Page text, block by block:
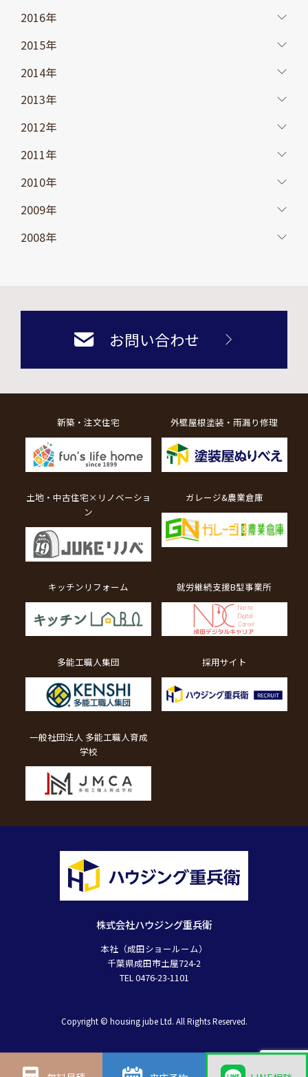
2016年
2015年
2014年
2013年
2012年
2011年
2010年
2009年
2008年
お問い合わせ
株式会社ハウジング重兵衛
本社（成田ショールーム）
千葉県成田市土屋724-2
TEL 0476-23-1101
新築・注文住宅 外壁屋根塗装・雨漏り修理
土地・中古住宅×リノベーショ
ン
ガレージ&農業倉庫
キッチンリフォーム 就労継続支援B型事業所
多能工職人集団 採用サイト
一般社団法人 多能工職人育成
学校
Copyright © housing jube Ltd. All Rights Reserved.